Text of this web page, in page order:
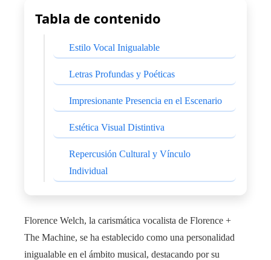
Tabla de contenido
Estilo Vocal Inigualable
Letras Profundas y Poéticas
Impresionante Presencia en el Escenario
Estética Visual Distintiva
Repercusión Cultural y Vínculo
Individual
Florence Welch, la carismática vocalista de Florence +
The Machine, se ha establecido como una personalidad
inigualable en el ámbito musical, destacando por su